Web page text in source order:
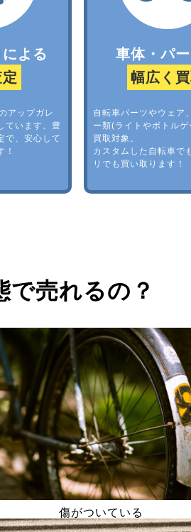
よる
アップガレ
ています。豊
で、安心して
！
車体・パ
幅広く
自転車パーツやウェア
ー類(ライトやボトルゲ
買取対象。
カスタムした自転車で
リでも買い取ります！
で売れるの？
傷がついている